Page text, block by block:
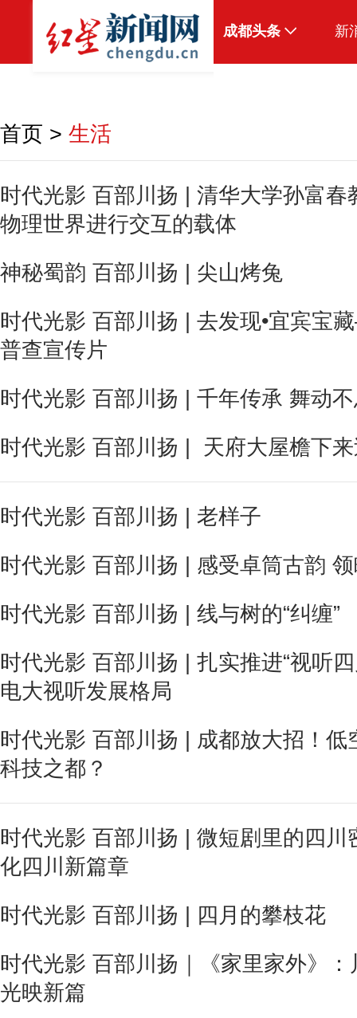
成都头条
头条智造
公示
新
首页 > 生活
时代光影 百部川扬 | 清华大学孙富
物理世界进行交互的载体
神秘蜀韵 百部川扬 | 尖山烤兔
时代光影 百部川扬 | 去发现•宜宾宝
普查宣传片
时代光影 百部川扬 | 千年传承 舞动
时代光影 百部川扬 | 天府大屋檐下来
时代光影 百部川扬 | 老样子
时代光影 百部川扬 | 感受卓筒古韵
时代光影 百部川扬 | 线与树的“纠缠”
时代光影 百部川扬 | 扎实推进“视听
电大视听发展格局
时代光影 百部川扬 | 成都放大招！
科技之都？
时代光影 百部川扬 | 微短剧里的四
化四川新篇章
时代光影 百部川扬 | 四月的攀枝花
时代光影 百部川扬｜《家里家外》
光映新篇